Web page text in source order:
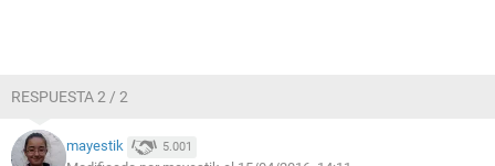
RESPUESTA 2 / 2
mayestik 5.001